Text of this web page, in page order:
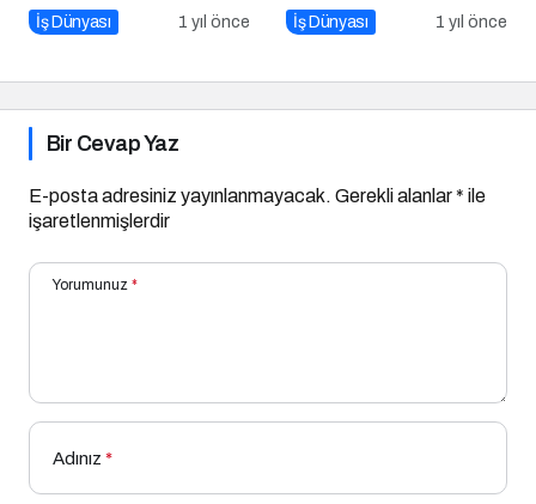
İş Dünyası 1 yıl önce İş Dünyası 1 yıl önce
Bir Cevap Yaz
E-posta adresiniz yayınlanmayacak. Gerekli alanlar* ile
işaretlenmişlerdir
Yorumunuz *
Adınız *